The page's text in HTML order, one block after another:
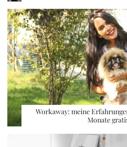
Workaway: meine
Monate